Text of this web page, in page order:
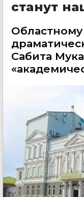
станут
Сабита